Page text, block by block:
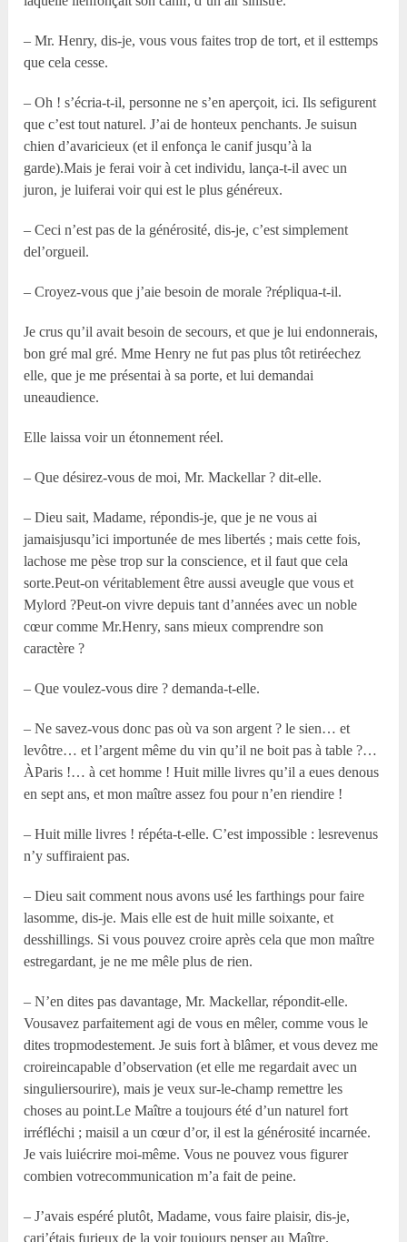
– Mr. Henry, dis-je, vous vous faites trop de tort, et il esttemps
que cela cesse.
– Oh ! s’écria-t-il, personne ne s’en aperçoit, ici. Ils sefigurent
que c’est tout naturel. J’ai de honteux penchants. Je suisun
chien d’avaricieux (et il enfonça le canif jusqu’à la
garde).Mais je ferai voir à cet individu, lança-t-il avec un
juron, je luiferai voir qui est le plus généreux.
– Ceci n’est pas de la générosité, dis-je, c’est simplement
del’orgueil.
– Croyez-vous que j’aie besoin de morale ?répliqua-t-il.
Je crus qu’il avait besoin de secours, et que je lui endonnerais,
bon gré mal gré. Mme Henry ne fut pas plus tôt retiréechez
elle, que je me présentai à sa porte, et lui demandai
uneaudience.
Elle laissa voir un étonnement réel.
– Que désirez-vous de moi, Mr. Mackellar ? dit-elle.
– Dieu sait, Madame, répondis-je, que je ne vous ai
jamaisjusqu’ici importunée de mes libertés ; mais cette fois,
lachose me pèse trop sur la conscience, et il faut que cela
sorte.Peut-on véritablement être aussi aveugle que vous et
Mylord ?Peut-on vivre depuis tant d’années avec un noble
cœur comme Mr.Henry, sans mieux comprendre son
caractère ?
– Que voulez-vous dire ? demanda-t-elle.
– Ne savez-vous donc pas où va son argent ? le sien… et
levôtre… et l’argent même du vin qu’il ne boit pas à table ?…
ÀParis !… à cet homme ! Huit mille livres qu’il a eues denous
en sept ans, et mon maître assez fou pour n’en riendire !
– Huit mille livres ! répéta-t-elle. C’est impossible : lesrevenus
n’y suffiraient pas.
– Dieu sait comment nous avons usé les farthings pour faire
lasomme, dis-je. Mais elle est de huit mille soixante, et
desshillings. Si vous pouvez croire après cela que mon maître
estregardant, je ne me mêle plus de rien.
– N’en dites pas davantage, Mr. Mackellar, répondit-elle.
Vousavez parfaitement agi de vous en mêler, comme vous le
dites tropmodestement. Je suis fort à blâmer, et vous devez me
croireincapable d’observation (et elle me regardait avec un
singuliersourire), mais je veux sur-le-champ remettre les
choses au point.Le Maître a toujours été d’un naturel fort
irréfléchi ; maisil a un cœur d’or, il est la générosité incarnée.
Je vais luiécrire moi-même. Vous ne pouvez vous figurer
combien votrecommunication m’a fait de peine.
– J’avais espéré plutôt, Madame, vous faire plaisir, dis-je,
carj’étais furieux de la voir toujours penser au Maître.